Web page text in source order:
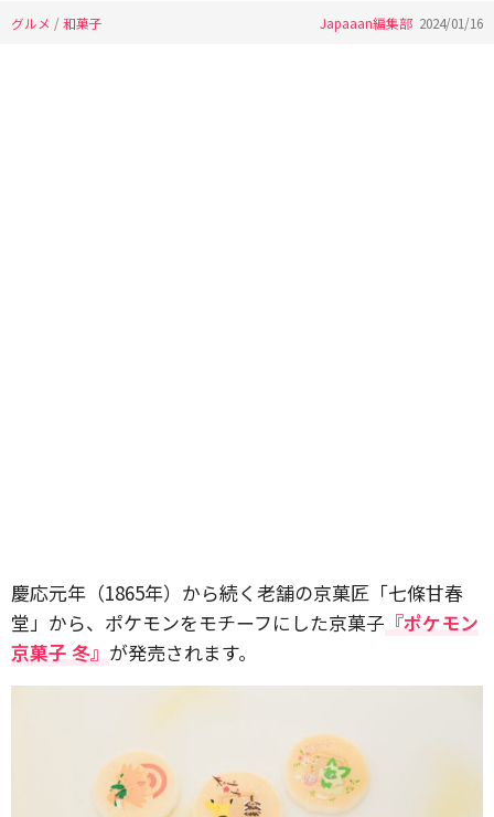
グルメ /和菓子 Japaaan編集部 2024/01/16
慶応元年（1865年）から続く老舗の京菓匠「七條甘春
堂」から、ポケモンをモチーフにした京菓子 『ポケモン
京菓子 冬』 が発売されます。